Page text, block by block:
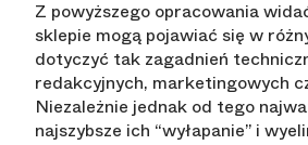
Z powyższego opracowania
sklepie mogą pojawiać się w
dotyczyć tak zagadnień
redakcyjnych, marketingowych
Niezależnie jednak od tego
najszybsze ich “wyłapanie” i